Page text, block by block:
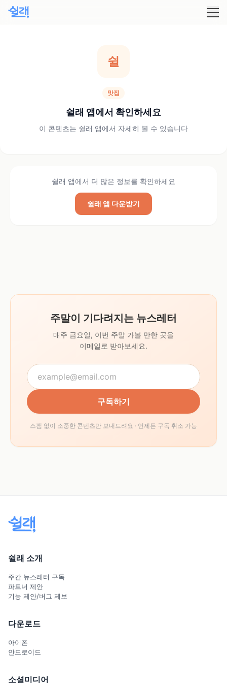
쉴
맛집
쉴래 앱에서 확인하세요
이 콘텐츠는 쉴래 앱에서 자세히 볼 수 있습니다
쉴래 앱에서 더 많은 정보를 확인하세요
쉴래 앱 다운받기
주말이 기다려지는 뉴스레터
매주 금요일, 이번 주말 가볼 만한 곳을
이메일로 받아보세요.
구독하기
스팸 없이 소중한 콘텐츠만 보내드려요 · 언제든 구독 취소 가능
쉴래 소개
주간 뉴스레터 구독
파트너 제안
기능 제안/버그 제보
다운로드
아이폰
안드로이드
소셜미디어